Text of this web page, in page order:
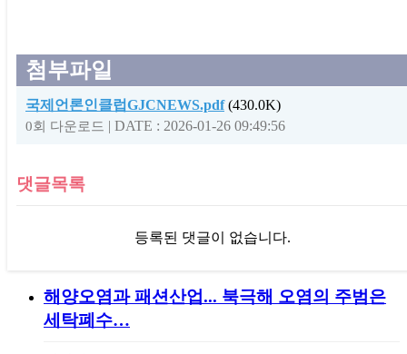
첨부파일
국제언론인클럽GJCNEWS.pdf(430.0K)
0회 다운로드 | DATE : 2026-01-26 09:49:56
댓글목록
등록된 댓글이 없습니다.
해양오염과 패션산업... 북극해 오염의 주범은
세탁폐수…